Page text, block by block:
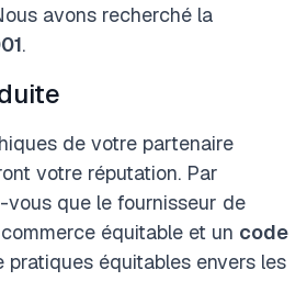
avons recherché la
.
de votre partenaire
votre réputation. Par
vous que le fournisseur de
équitable et un code
pratiques équitables envers les